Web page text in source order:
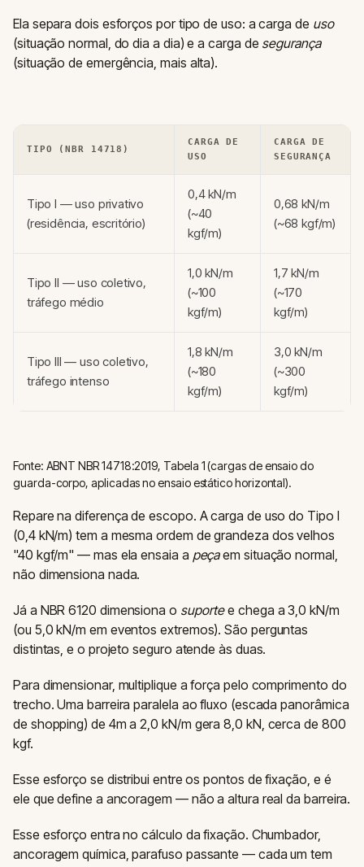
Ela separa dois esforços por tipo de uso: a carga de uso
(situação normal, do dia a dia) e a carga de segurança
(situação de emergência, mais alta).
TIPO (NBR 14718)
CARGA DE
USO
CARGA DE
SEGURANÇA
Tipo I — uso privativo
(residência, escritório)
0,4 kN/m
(~40
kgf/m)
0,68 kN/m
(~68 kgf/m)
Tipo II — uso coletivo,
tráfego médio
1,0 kN/m
(~100
kgf/m)
1,7 kN/m
(~170
kgf/m)
Tipo III — uso coletivo,
tráfego intenso
1,8 kN/m
(~180
kgf/m)
3,0 kN/m
(~300
kgf/m)
Fonte: ABNT NBR 14718:2019, Tabela 1 (cargas de ensaio do
guarda-corpo, aplicadas no ensaio estático horizontal).
Repare na diferença de escopo. A carga de uso do Tipo I
(0,4 kN/m) tem a mesma ordem de grandeza dos velhos
"40 kgf/m" — mas ela ensaia a peçaem situação normal,
não dimensiona nada.
Já a NBR 6120 dimensiona o suportee chega a 3,0 kN/m
(ou 5,0 kN/m em eventos extremos). São perguntas
distintas, e o projeto seguro atende às duas.
Para dimensionar, multiplique a força pelo comprimento do
trecho. Uma barreira paralela ao fluxo (escada panorâmica
de shopping) de 4m a 2,0 kN/m gera 8,0 kN, cerca de 800
kgf.
Esse esforço se distribui entre os pontos de fixação, e é
ele que define a ancoragem — não a altura real da barreira.
Esse esforço entra no cálculo da fixação. Chumbador,
ancoragem química, parafuso passante — cada um tem